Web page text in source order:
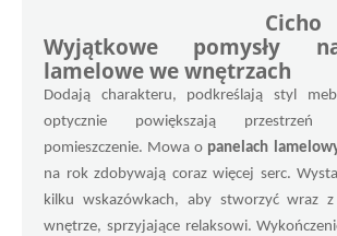
Wyjątkowe pomysły
lamelowe we wnętrzach
Dodają charakteru, podkreślają styl
optycznie powiększają przestrzeń
pomieszczenie. Mowa o panelach
na rok zdobywają coraz więcej serc.
kilku wskazówkach, aby stworzyć wraz
wnętrze, sprzyjające relaksowi.